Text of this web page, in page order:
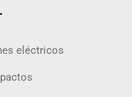
eléctricos